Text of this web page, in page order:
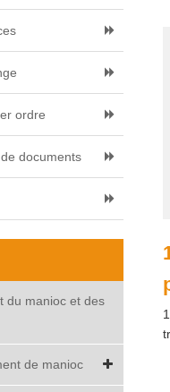
ordre
documents
du manioc et des
de manioc